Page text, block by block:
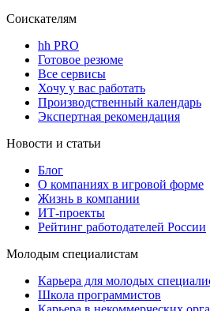
Соискателям
hh PRO
Готовое резюме
Все сервисы
Хочу у вас работать
Производственный календарь
Экспертная рекомендация
Новости и статьи
Блог
О компаниях в игровой форме
Жизнь в компании
ИТ-проекты
Рейтинг работодателей России
Молодым специалистам
Карьера для молодых
Школа программистов